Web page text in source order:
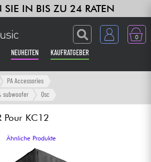
SIE IN BIS ZU 24 RATEN
0
NEUHEITEN KAUFRATGEBER
PA Accessories
subwoofer
Qsc
Pour KC12
Ähnliche Produkte